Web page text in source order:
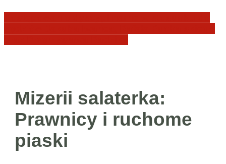
Mizerii salaterka:
Prawnicy i ruchome
piaski